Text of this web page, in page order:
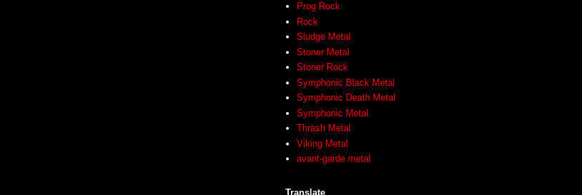
Prog Rock
Rock
Sludge Metal
Stoner Metal
Stoner Rock
Symphonic Black Metal
Symphonic Death Metal
Symphonic Metal
Thrash Metal
Viking Metal
avant-garde metal
Translate